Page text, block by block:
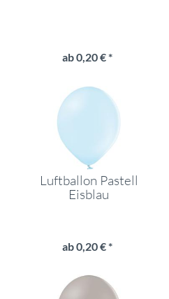
ab 0,20 € *
Luftballon Pastell
Eisblau
ab 0,20 € *